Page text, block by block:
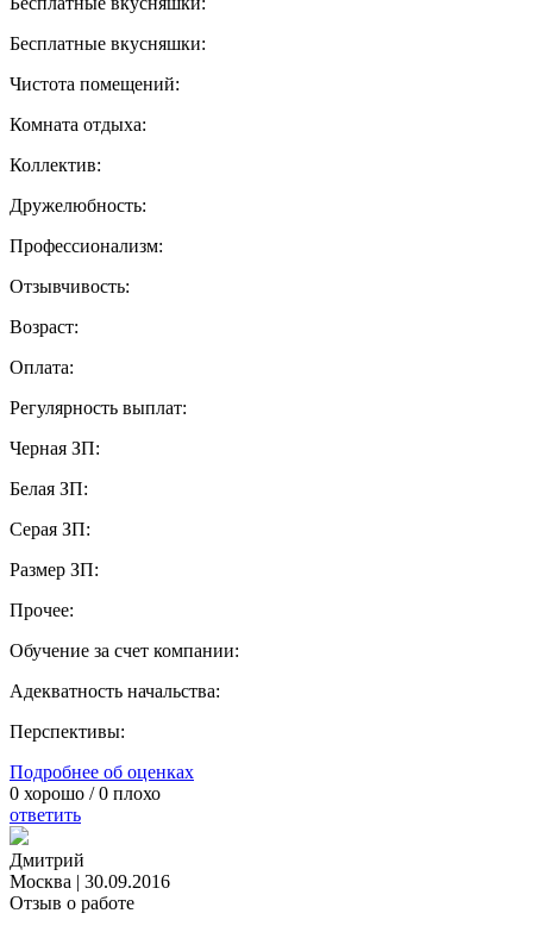
Бесплатные вкусняшки:
Чистота помещений:
Комната отдыха:
Коллектив:
Дружелюбность:
Профессионализм:
Отзывчивость:
Возраст:
Оплата:
Регулярность выплат:
Черная ЗП:
Белая ЗП:
Серая ЗП:
Размер ЗП:
Прочее:
Обучение за счет компании:
Адекватность начальства:
Перспективы:
Подробнее об оценках
0 хорошо /0 плохо
ответить
Дмитрий
Москва | 30.09.2016
Отзыв о работе